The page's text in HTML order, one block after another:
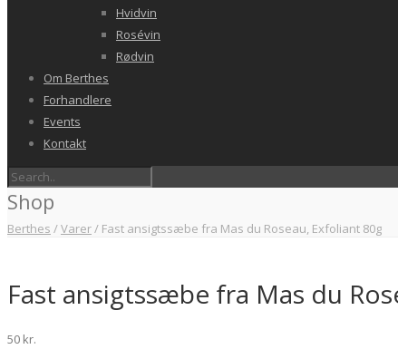
Hvidvin
Rosévin
Rødvin
Om Berthes
Forhandlere
Events
Kontakt
Shop
Berthes /Varer/ Fast ansigtssæbe fra Mas du Roseau, Exfoliant 80g
Fast ansigtssæbe fra Mas du
50 kr.